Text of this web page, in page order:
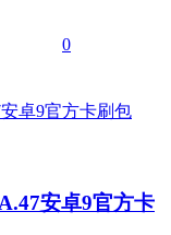
0
安卓9官方卡